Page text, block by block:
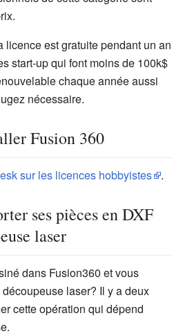
est gratuite pendant un an
start-up qui font moins de 100k$
chaque année aussi
nécessaire.
Fusion 360
sur les licences hobbyistes .
ses pièces en DXF
laser
dans Fusion360 et vous
laser? Il y a deux
cette opération qui dépend